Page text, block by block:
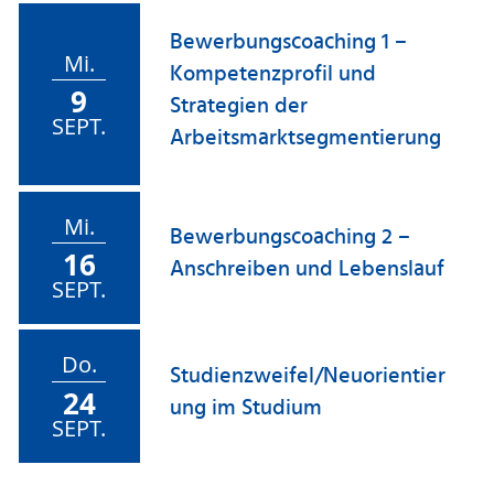
Mi.
9
SEPT.
Bewerbungscoaching 1 –
Kompetenzprofil und
Strategien der
Arbeitsmarktsegmentierung
Mi.
16
SEPT.
Bewerbungscoaching 2 –
Anschreiben und Lebenslauf
Do.
24
SEPT.
Studienzweifel/Neuorientier
ung im Studium